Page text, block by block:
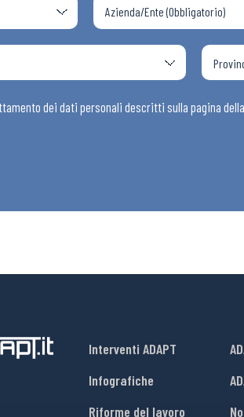
Articoli
Osservatori
dei dati personali descritti sulla pagina della
Interventi ADAPT
Infografiche
Riforme del lavoro